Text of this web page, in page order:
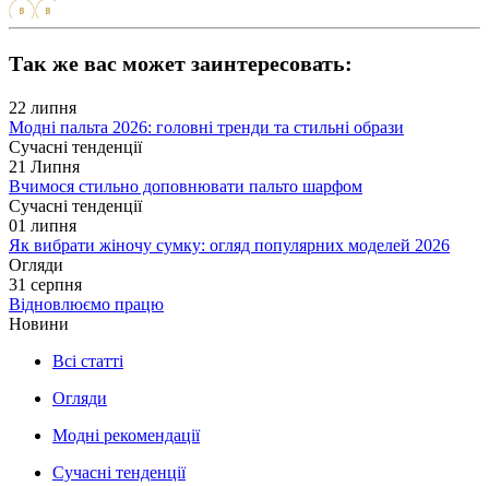
Так же вас может заинтересовать:
22 липня
Модні пальта 2026: головні тренди та стильні образи
Сучасні тенденції
21 Липня
Вчимося стильно доповнювати пальто шарфом
Сучасні тенденції
01 липня
Як вибрати жіночу сумку: огляд популярних моделей 2026
Огляди
31 серпня
Відновлюємо працю
Новини
Всі статті
Огляди
Модні рекомендації
Сучасні тенденції